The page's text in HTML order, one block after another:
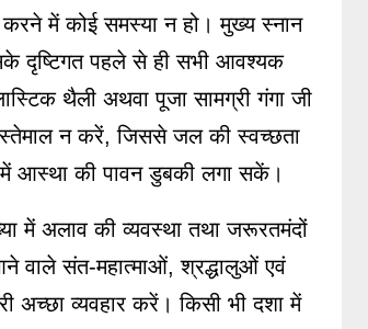
में कोई समस्या न हो। मुख्य स्नान
दृष्टिगत पहले से ही सभी आवश्यक
थैली अथवा पूजा सामग्री गंगा जी
न करें, जिससे जल की स्वच्छता
में आस्था की पावन डुबकी लगा सकें।
में अलाव की व्यवस्था तथा जरूरतमंदों
संत-महात्माओं, श्रद्धालुओं एवं
अच्छा व्यवहार करें। किसी भी दशा में